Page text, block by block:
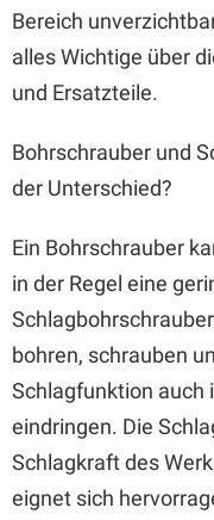
Bereich
alles Wichtige über
und Ersatzteile.
Bohrschrauber und
der Unterschied?
Ein Bohrschrauber
in der Regel eine
bohren, schrauben
Schlagfunktion auch
eindringen. Die
Schlagkraft des
eignet sich